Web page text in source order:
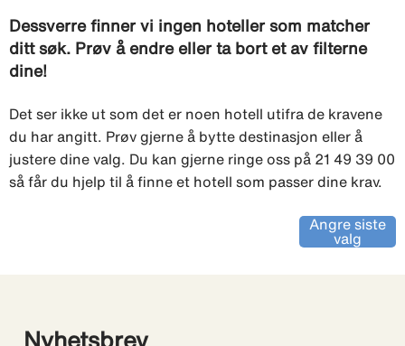
Dessverre finner vi ingen hoteller som matcher
ditt søk. Prøv å endre eller ta bort et av filterne
dine!
Det ser ikke ut som det er noen hotell utifra de kravene
du har angitt. Prøv gjerne å bytte destinasjon eller å
justere dine valg. Du kan gjerne ringe oss på 21 49 39 00
så får du hjelp til å finne et hotell som passer dine krav.
Angre siste
valg
Nyhetsbrev